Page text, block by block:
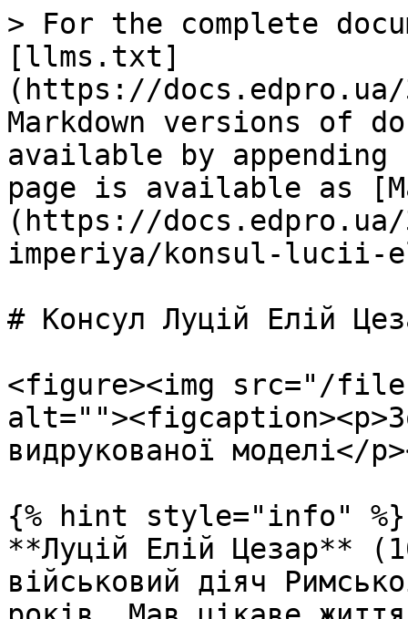
> For the complete
[llms.txt]
(https://
Markdown versions of
available by
page is available as
(https://
imperiya/konsul-lucii-
# Консул Луцій Елій
<figure><img src="/files/
видрукованої
{% hint style="info" %}
**Луцій Елій Цезар**
військовий діяч